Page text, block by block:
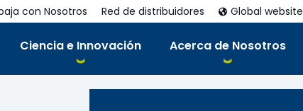
Ciencia e Innovación Acerca de Nosotros
con Nosotros Red de distribuidores Global